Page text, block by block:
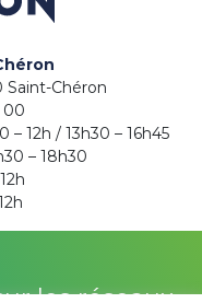
Saint-Chéron
00
12h / 13h30 – 16h45
– 18h30